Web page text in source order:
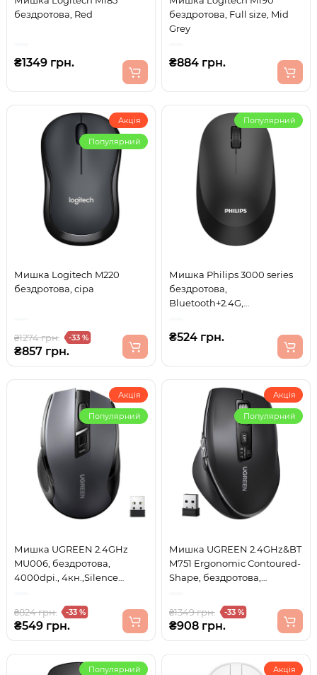
бездротова, Red
₴1349 грн.
бездротова, Full size, Mid
Grey
₴884 грн.
Акція
Популярний
Мишка Logitech M220
бездротова, сіра
₴1274 грн. -33 %
₴857 грн.
Популярний
Мишка Philips 3000 series
бездротова,
Bluetooth+2.4G,
₴524 грн.
Акція
Популярний
Мишка UGREEN 2.4GHz
MU006, бездротова,
4000dpi., 4кн.,Silence
₴824 грн.
-33 %
₴549 грн.
Акція
Популярний
Мишка UGREEN 2.4GHz&BT
M751 Ergonomic Contoured-
Shape, бездротова,
₴1349 грн.
-33 %
₴908 грн.
Популярний Акція